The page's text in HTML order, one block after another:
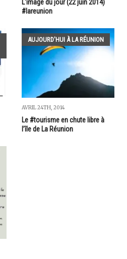
L'image du jour (22 juin 2014)
#lareunion
AUJOURD'HUI À LA RÉUNION
AVRIL 24TH, 2014
Le #tourisme en chute libre à
l’île de La Réunion